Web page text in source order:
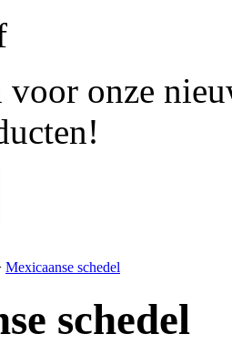
voor onze
Mexicaanse schedel
schedel